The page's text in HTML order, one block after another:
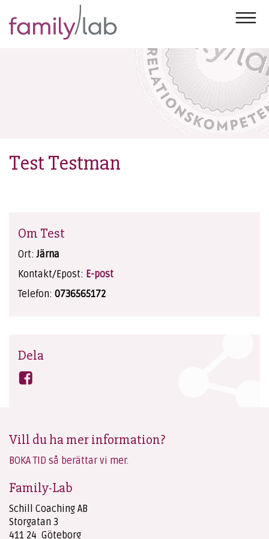
Test Testman
Om Test
Ort:Järna
Kontakt/Epost: E-post
Telefon: 0736565172
Dela
Vill du ha mer information?
BOKA TID så berättar vi mer.
Family-Lab
Schill Coaching AB
Storgatan 3
411 24 Göteborg